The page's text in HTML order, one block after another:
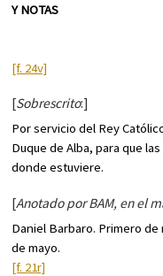
Y NOTAS
[f. 24v]
[Sobrescrito:]
Por servicio del Rey
Duque de Alba, para que
donde estuviere.
[Anotado por BAM, en el
Daniel Barbaro. Primero de
de mayo.
[f. 21r]